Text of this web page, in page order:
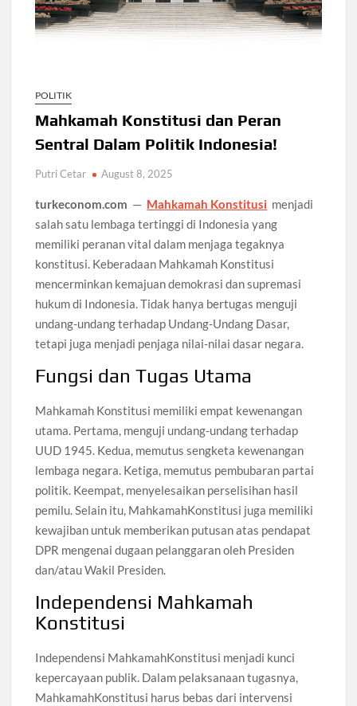
POLITIK
Mahkamah Konstitusi dan Peran
Sentral Dalam Politik Indonesia!
Putri Cetar August 8, 2025
turkeconom.com — Mahkamah Konstitusi menjadi
salah satu lembaga tertinggi di Indonesia yang
memiliki peranan vital dalam menjaga tegaknya
konstitusi. Keberadaan Mahkamah Konstitusi
mencerminkan kemajuan demokrasi dan supremasi
hukum di Indonesia. Tidak hanya bertugas menguji
undang-undang terhadap Undang-Undang Dasar,
tetapi juga menjadi penjaga nilai-nilai dasar negara.
Fungsi dan Tugas Utama
Mahkamah Konstitusi memiliki empat kewenangan
utama. Pertama, menguji undang-undang terhadap
UUD 1945. Kedua, memutus sengketa kewenangan
lembaga negara. Ketiga, memutus pembubaran partai
politik. Keempat, menyelesaikan perselisihan hasil
pemilu. Selain itu, MahkamahKonstitusi juga memiliki
kewajiban untuk memberikan putusan atas pendapat
DPR mengenai dugaan pelanggaran oleh Presiden
dan/atau Wakil Presiden.
Independensi Mahkamah
Konstitusi
Independensi MahkamahKonstitusi menjadi kunci
kepercayaan publik. Dalam pelaksanaan tugasnya,
MahkamahKonstitusi harus bebas dari intervensi